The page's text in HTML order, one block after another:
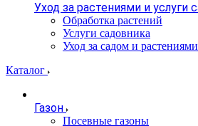
Уход за растениями и услуги
Обработка растений
Услуги садовника
Уход за садом и растениями
Каталог
Газон
Посевные газоны